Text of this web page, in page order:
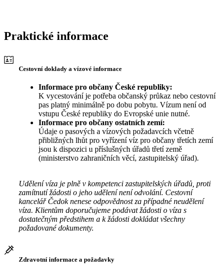
Praktické informace
Cestovní doklady a vízové informace
Informace pro občany České republiky:
K vycestování je potřeba občanský průkaz nebo cestovní
pas platný minimálně po dobu pobytu. Vízum není od
vstupu České republiky do Evropské unie nutné.
Informace pro občany ostatních zemí:
Údaje o pasových a vízových požadavcích včetně
přibližných lhůt pro vyřízení víz pro občany třetích zemí
jsou k dispozici u příslušných úřadů třetí země
(ministerstvo zahraničních věcí, zastupitelský úřad).
Udělení víza je plně v kompetenci zastupitelských úřadů, proti
zamítnutí žádosti o jeho udělení není odvolání. Cestovní
kancelář Čedok nenese odpovědnost za případné neudělení
víza. Klientům doporučujeme podávat žádosti o víza s
dostatečným předstihem a k žádosti dokládat všechny
požadované dokumenty.
Zdravotní informace a požadavky